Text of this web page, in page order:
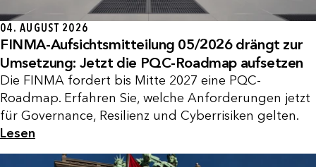
04. AUGUST 2026
FINMA-Aufsichtsmitteilung 05/2026 drängt zur
Umsetzung: Jetzt die PQC-Roadmap aufsetzen
Die FINMA fordert bis Mitte 2027 eine PQC-
Roadmap. Erfahren Sie, welche Anforderungen jetzt
für Governance, Resilienz und Cyberrisiken gelten.
Lesen